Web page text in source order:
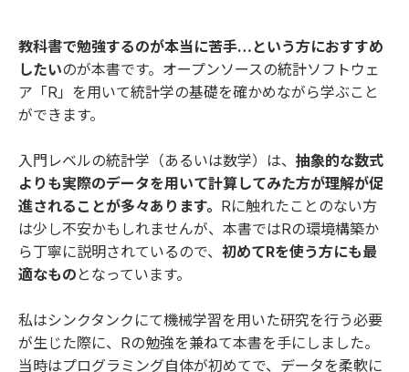
教科書で勉強するのが本当に苦手…という方におすすめ
したいのが本書です。オープンソースの統計ソフトウェ
ア「R」を用いて統計学の基礎を確かめながら学ぶこと
ができます。
入門レベルの統計学（あるいは数学）は、 抽象的な数式
よりも実際のデータを用いて計算してみた方が理解が促
進されることが多々あります。 Rに触れたことのない方
は少し不安かもしれませんが、本書ではRの環境構築か
ら丁寧に説明されているので、 初めてRを使う方にも最
適なもの となっています。
私はシンクタンクにて機械学習を用いた研究を行う必要
が生じた際に、Rの勉強を兼ねて本書を手にしました。
当時はプログラミング自体が初めてで、データを柔軟に